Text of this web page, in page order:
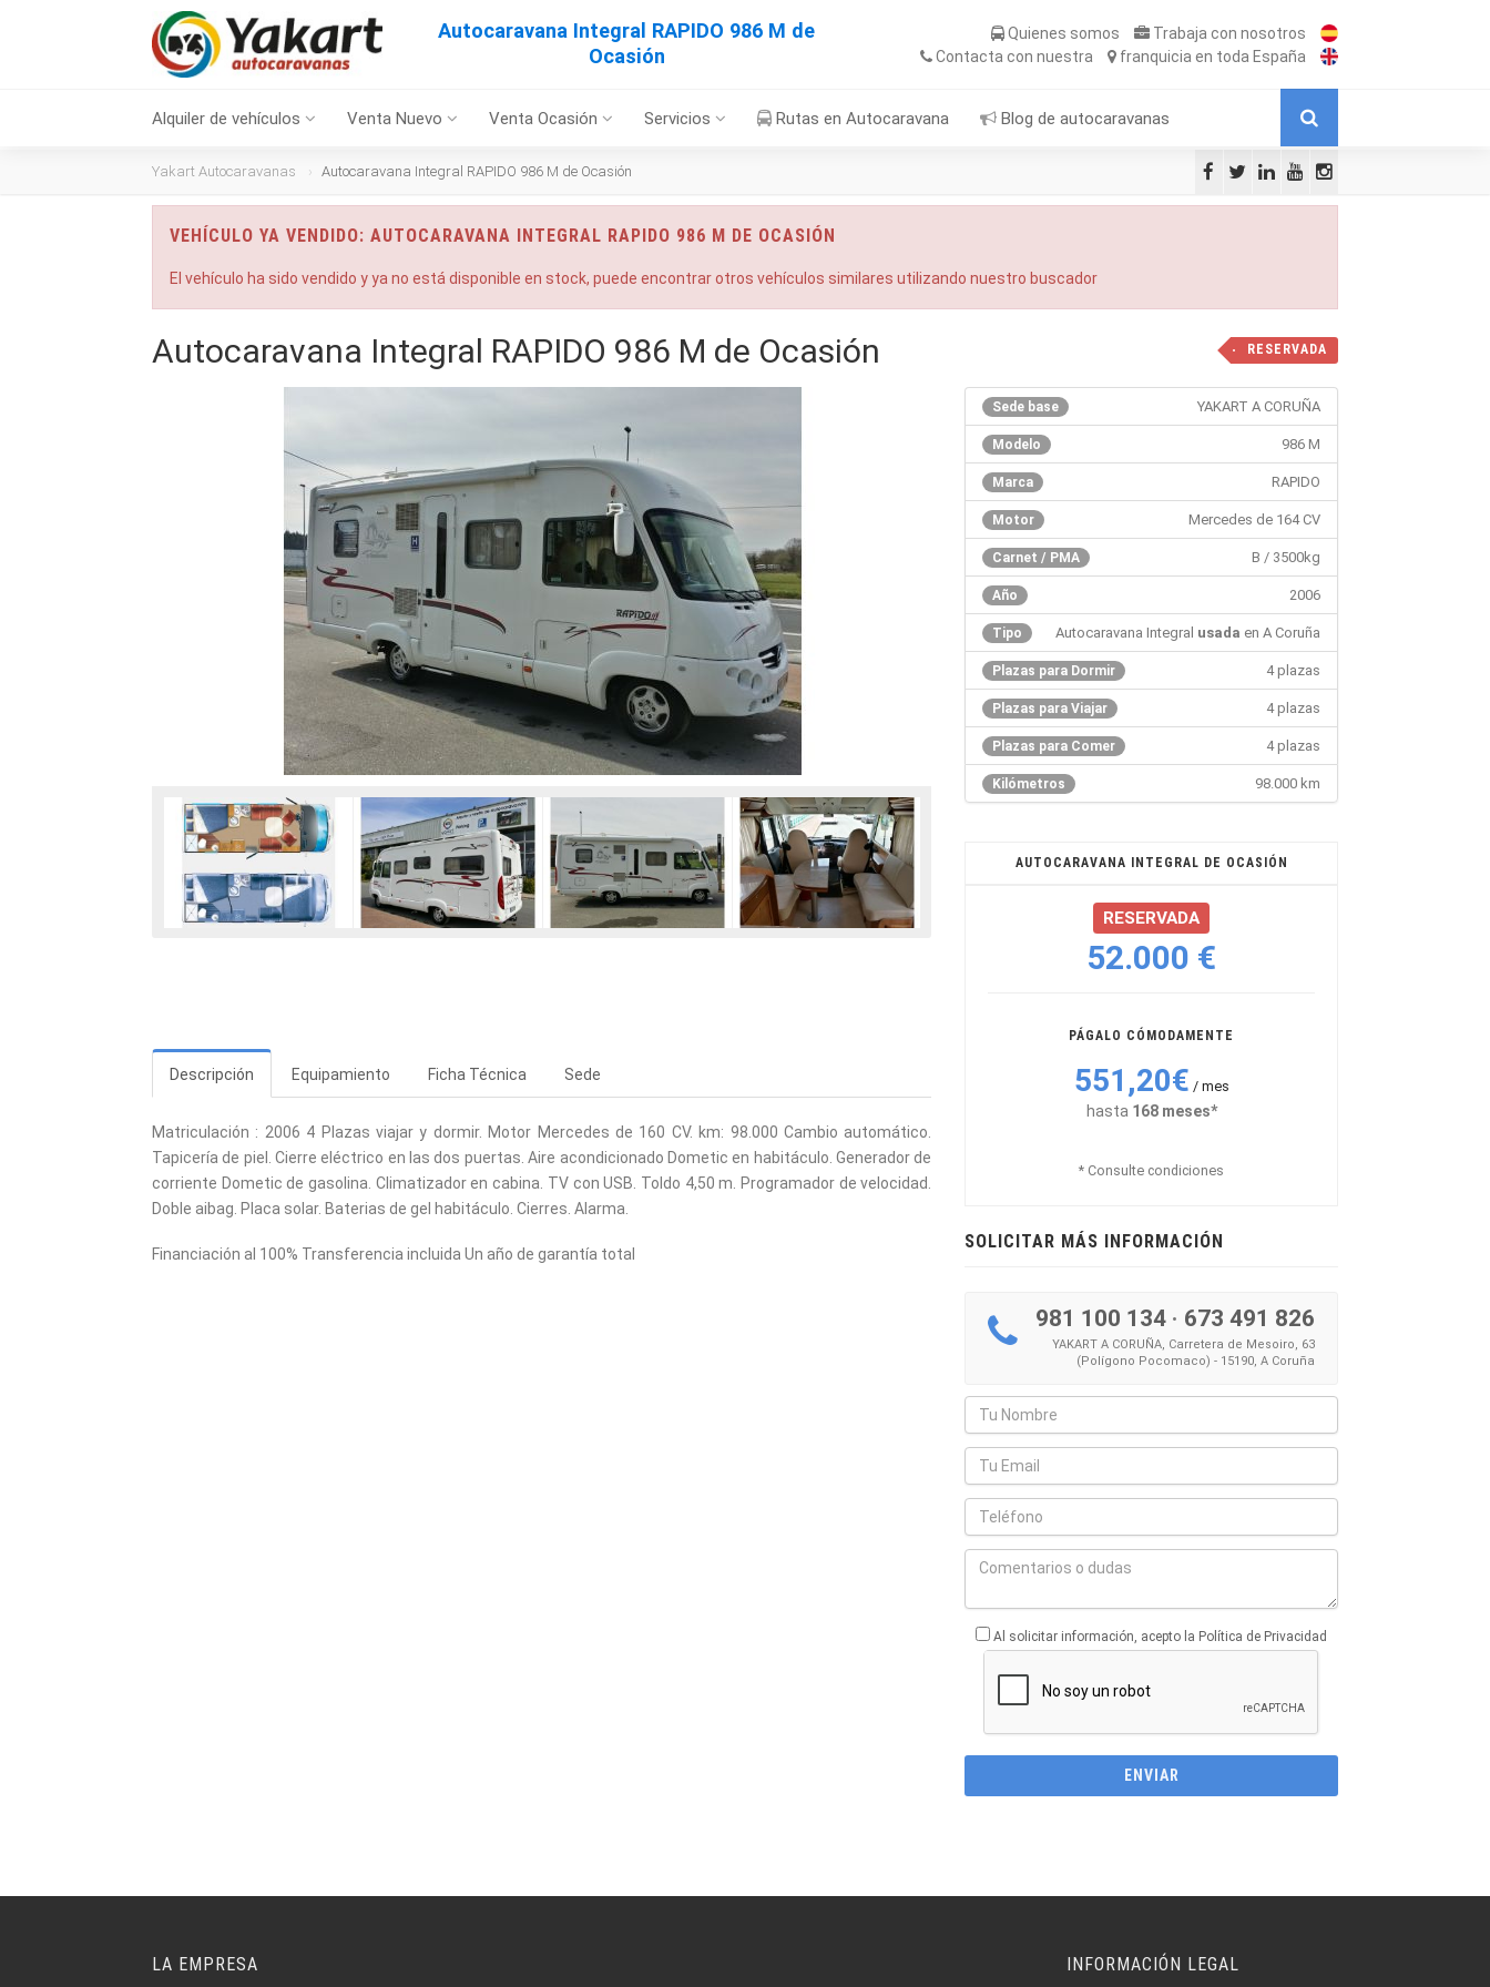
Autocaravana Integral RAPIDO 986 M de
Ocasión
Quienes somos Trabaja con nosotros
Contacta con nuestra franquicia en toda España
Alquiler de vehículos Venta Nuevo Venta Ocasión Servicios Rutas en Autocaravana Blog de autocaravanas
Yakart Autocaravanas Autocaravana Integral RAPIDO 986 M de Ocasión
VEHÍCULO YA VENDIDO: AUTOCARAVANA INTEGRAL RAPIDO 986 M DE OCASIÓN
El vehículo ha sido vendido y ya no está disponible en stock, puede encontrar otros vehículos similares utilizando nuestro buscador
RESERVADA
Autocaravana Integral RAPIDO 986 M de Ocasión
Descripción Equipamiento Ficha Técnica Sede
Matriculación : 2006 4 Plazas viajar y dormir. Motor Mercedes de 160 CV. km: 98.000 Cambio automático.
Tapicería de piel. Cierre eléctrico en las dos puertas. Aire acondicionado Dometic en habitáculo. Generador de
corriente Dometic de gasolina. Climatizador en cabina. TV con USB. Toldo 4,50 m. Programador de velocidad.
Doble aibag. Placa solar. Baterias de gel habitáculo. Cierres. Alarma.
Financiación al 100% Transferencia incluida Un año de garantía total
Sede base YAKART A CORUÑA
Modelo 986 M
Marca RAPIDO
Motor Mercedes de 164 CV
Carnet / PMA B / 3500kg
Año 2006
Tipo Autocaravana Integral usada en A Coruña
Plazas para Dormir 4 plazas
Plazas para Viajar 4 plazas
Plazas para Comer 4 plazas
Kilómetros 98.000 km
AUTOCARAVANA INTEGRAL DE OCASIÓN
RESERVADA
52.000 €
PÁGALO CÓMODAMENTE
551,20€ / mes
hasta 168 meses*
* Consulte condiciones
SOLICITAR MÁS INFORMACIÓN
981 100 134· 673 491 826
YAKART A CORUÑA, Carretera de Mesoiro, 63
(Polígono Pocomaco) - 15190, A Coruña
Al solicitar información, acepto la Política de Privacidad
LA EMPRESA INFORMACIÓN LEGAL